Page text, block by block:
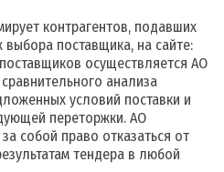
контрагентов, подавших
выбора поставщика, на сайте:
осуществляется АО
анализа
условий поставки и
переторжки. АО
собой право отказаться от
тендера в любой